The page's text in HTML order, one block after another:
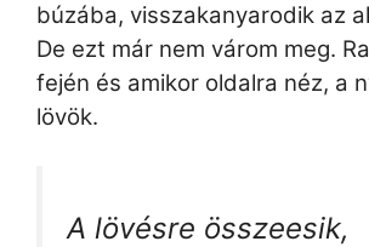
búzába, visszakanyarodik az
De ezt már nem várom meg.
fején és amikor oldalra néz, a
lövök.
A lövésre összeesik,